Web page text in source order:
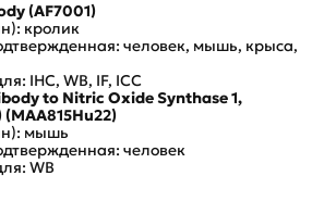
(AF7001)
кролик
человек, мышь, крыса,
IHC, WB, IF, ICC
to Nitric Oxide Synthase 1,
(MAA815Hu22)
мышь
человек
WB